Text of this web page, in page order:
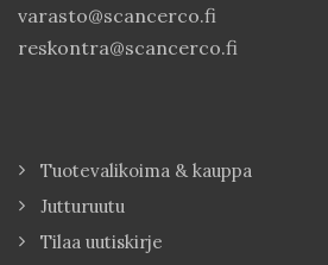
varasto@scancerco.fi
reskontra@scancerco.fi
Tuotevalikoima & kauppa
Jutturuutu
Tilaa uutiskirje